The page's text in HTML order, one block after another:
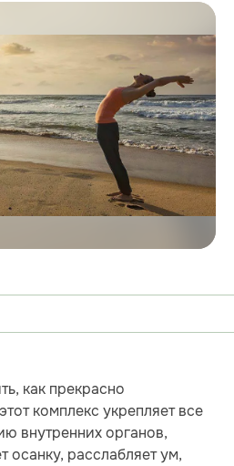
как прекрасно
комплекс укрепляет все
внутренних органов,
осанку, расслабляет ум,